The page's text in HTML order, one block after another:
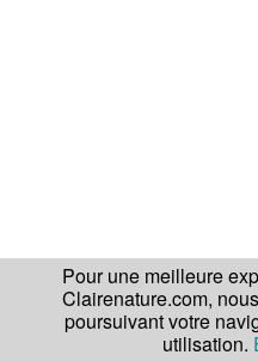
Pour une meilleure
Clairenature.com,
poursuivant votre
utilisation.